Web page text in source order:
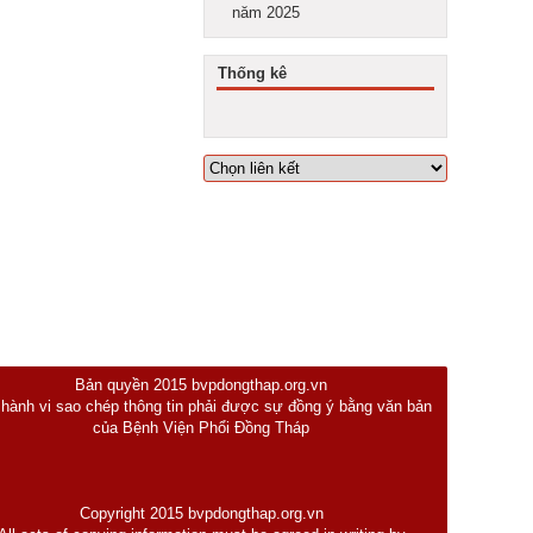
năm 2025
Thống kê
Bản quyền 2015 bvpdongthap.org.vn
vi sao chép thông tin phải được sự đồng ý bằng văn bản
của Bệnh Viện Phổi Đồng Tháp
Copyright 2015 bvpdongthap.org.vn